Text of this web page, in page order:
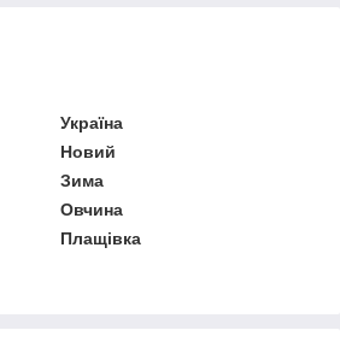
Україна
Новий
Зима
Овчина
Плащівка